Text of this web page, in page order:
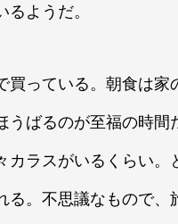
ようだ。
買っている。朝食は
うばるのが至福の時
カラスがいるくらい
る。不思議なもので